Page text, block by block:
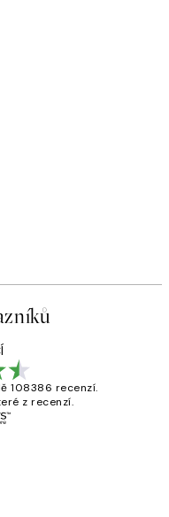
108386 recenzí.
z recenzí.